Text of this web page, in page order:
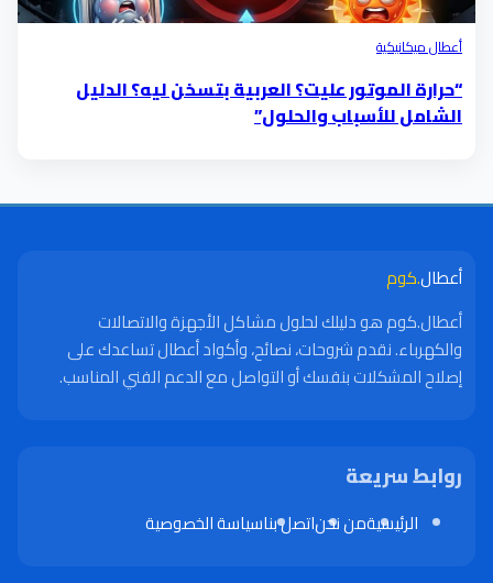
أعطال ميكانيكية
“حرارة الموتور عليت؟ العربية بتسخن ليه؟ الدليل
الشامل للأسباب والحلول”
أعطال.كوم
أعطال.كوم هو دليلك لحلول مشاكل الأجهزة والاتصالات
والكهرباء. نقدم شروحات، نصائح، وأكواد أعطال تساعدك على
إصلاح المشكلات بنفسك أو التواصل مع الدعم الفني المناسب.
روابط سريعة
الرئيسيةمن نحناتصل بناسياسة الخصوصية